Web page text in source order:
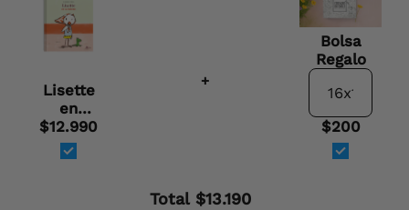
Lisette
en
vacaciones
$12.990
+
Bolsa
Regalo
$200
Total $13.190